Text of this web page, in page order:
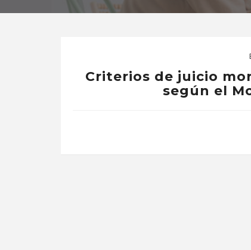
Criterios de juicio
según el